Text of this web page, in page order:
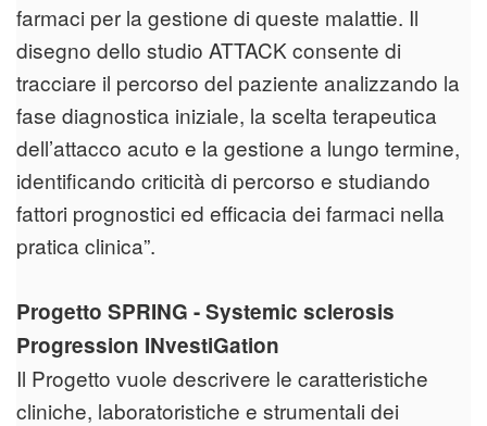
farmaci per la gestione di queste malattie. Il
disegno dello studio ATTACK consente di
tracciare il percorso del paziente analizzando la
fase diagnostica iniziale, la scelta terapeutica
dell’attacco acuto e la gestione a lungo termine,
identificando criticità di percorso e studiando
fattori prognostici ed efficacia dei farmaci nella
pratica clinica”.
Progetto SPRING - Systemic sclerosis
Progression INvestiGation
Il Progetto vuole descrivere le caratteristiche
cliniche, laboratoristiche e strumentali dei